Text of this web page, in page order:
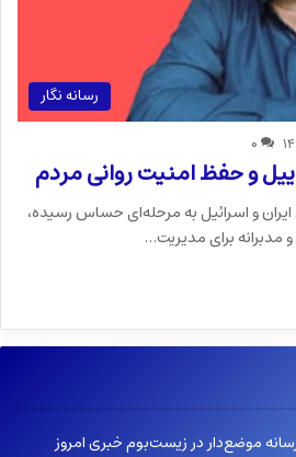
رسانه نگار
۰
و حفظ امنیت روانی مردم
و اسرائیل به مرحله‌ای حساس رسیده،
مدبرانه برای مدیریت…
موضع‌دار در زیست‌بوم خبری امروز